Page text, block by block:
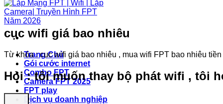
Trang Chủ
Gói cước internet
Combo FPT
Camera FPT 2025
FPT play
Dịch vụ doanh nghiệp
cục wifi giá bao nhiêu
Từ khóa : cục wifi giá bao nhiêu , mua wifi FPT bao nhiêu
Hỏi : tôi muốn thay bộ phát wifi , tôi